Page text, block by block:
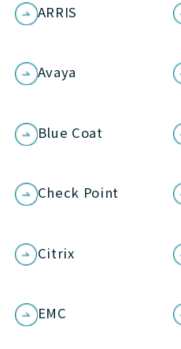
ARRIS
Avaya
Blue Coat
Check Point
Citrix
EMC